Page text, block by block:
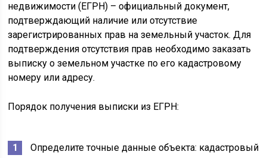
недвижимости (ЕГРН) – официальный документ,
подтверждающий наличие или отсутствие
зарегистрированных прав на земельный участок. Для
подтверждения отсутствия прав необходимо заказать
выписку о земельном участке по его кадастровому
номеру или адресу.
Порядок получения выписки из ЕГРН:
Определите точные данные объекта: кадастровый